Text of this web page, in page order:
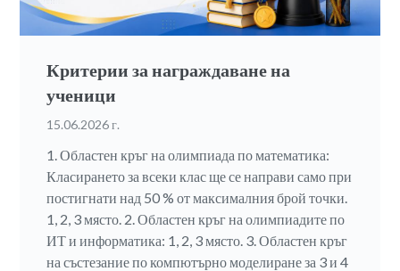
Критерии за награждаване на
ученици
15.06.2026 г.
1. Областен кръг на олимпиада по математика:
Класирането за всеки клас ще се направи само при
постигнати над 50 % от максималния брой точки.
1, 2, 3 място. 2. Областен кръг на олимпиадите по
ИТ и информатика: 1, 2, 3 място. 3. Областен кръг
на състезание по компютърно моделиране за 3 и 4